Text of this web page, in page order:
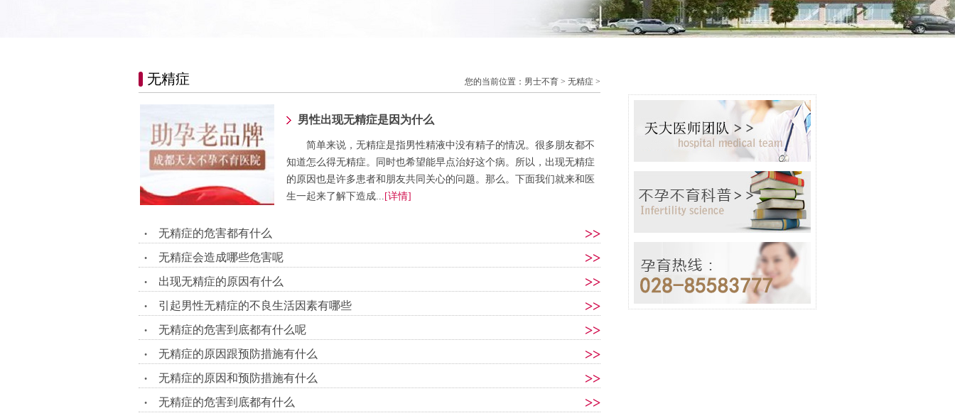
无精症 您的当前位置： 男士不育 > 无精症 >
男性出现无精症是因为什么
简单来说，无精症是指男性精液中没有精子的情况。很多朋友都不
知道怎么得无精症。同时也希望能早点治好这个病。所以，出现无精症
的原因也是许多患者和朋友共同关心的问题。那么。下面我们就来和医
生一起来了解下造成... [详情]
• 无精症的危害都有什么 >>
• 无精症会造成哪些危害呢 >>
• 出现无精症的原因有什么 >>
• 引起男性无精症的不良生活因素有哪些 >>
• 无精症的危害到底都有什么呢 >>
• 无精症的原因跟预防措施有什么 >>
• 无精症的原因和预防措施有什么 >>
• 无精症的危害到底都有什么 >>